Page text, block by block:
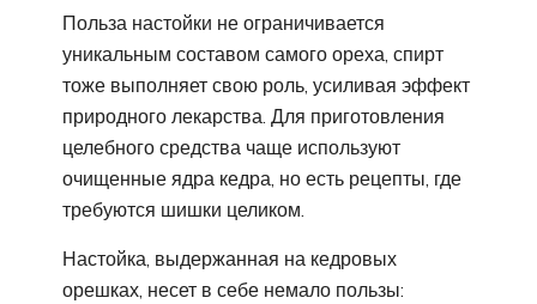
Польза настойки не ограничивается
уникальным составом самого ореха, спирт
тоже выполняет свою роль, усиливая эффект
природного лекарства. Для приготовления
целебного средства чаще используют
очищенные ядра кедра, но есть рецепты, где
требуются шишки целиком.
Настойка, выдержанная на кедровых
орешках, несет в себе немало пользы: